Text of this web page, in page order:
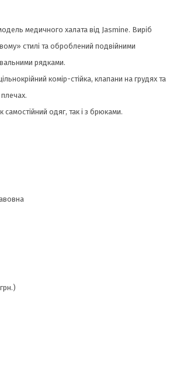
медичного халата від Jasmine. Виріб
стилі та оброблений подвійними
рядками.
комір-стійка, клапани на грудях та
одяг, так і з брюками.